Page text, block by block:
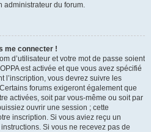
administrateur du forum.
me connecter !
d’utilisateur et votre mot de passe soient
est activée et que vous avez spécifié
l’inscription, vous devrez suivre les
forums exigeront également que
activées, soit par vous-même ou soit par
ouvrir une session ; cette
inscription. Si vous aviez reçu un
Si vous ne recevez pas de